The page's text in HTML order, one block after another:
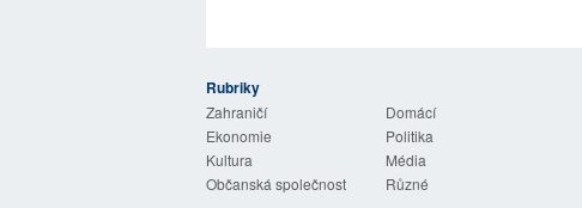
Rubriky
Zahraničí
Domácí
Ekonomie
Politika
Kultura
Média
Občanská společnost
Různé